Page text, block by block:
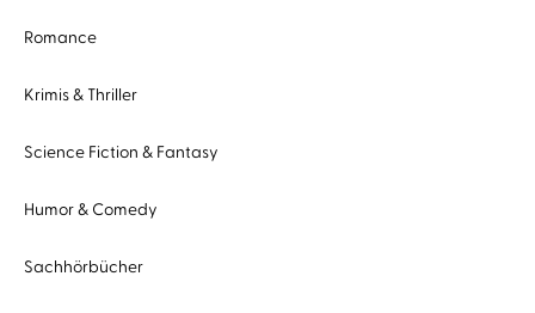
Romance
Krimis & Thriller
Science Fiction & Fantasy
Humor & Comedy
Sachhörbücher